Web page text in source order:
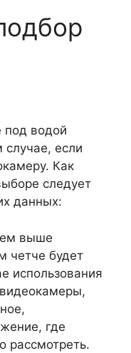
под водой
если
Как
следует
данных:
выше
четче будет
использования
где
рассмотреть.